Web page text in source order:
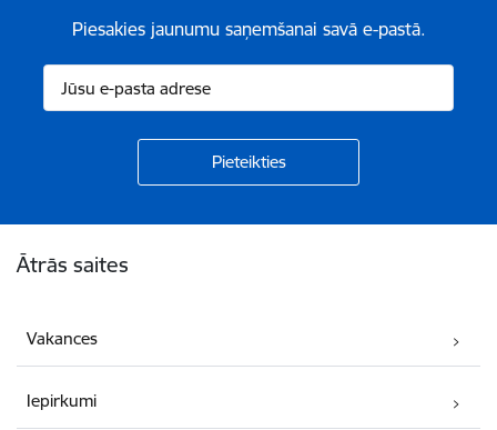
Piesakies jaunumu saņemšanai savā e-pastā.
Ātrās saites
Vakances
Iepirkumi